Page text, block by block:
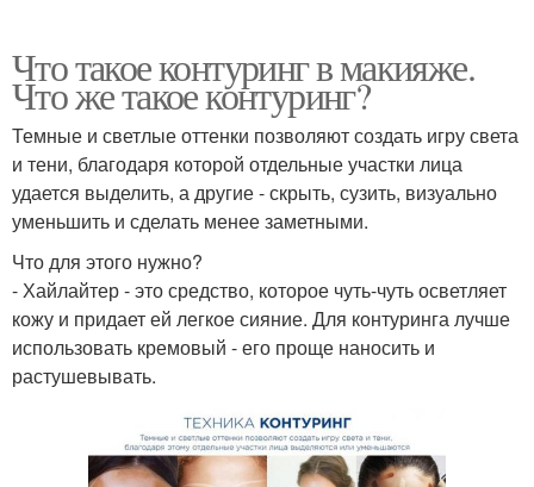
Что такое контуринг в макияже.
Что же такое контуринг?
Темные и светлые оттенки позволяют создать игру света
и тени, благодаря которой отдельные участки лица
удается выделить, а другие - скрыть, сузить, визуально
уменьшить и сделать менее заметными.
Что для этого нужно?
- Хайлайтер - это средство, которое чуть-чуть осветляет
кожу и придает ей легкое сияние. Для контуринга лучше
использовать кремовый - его проще наносить и
растушевывать.